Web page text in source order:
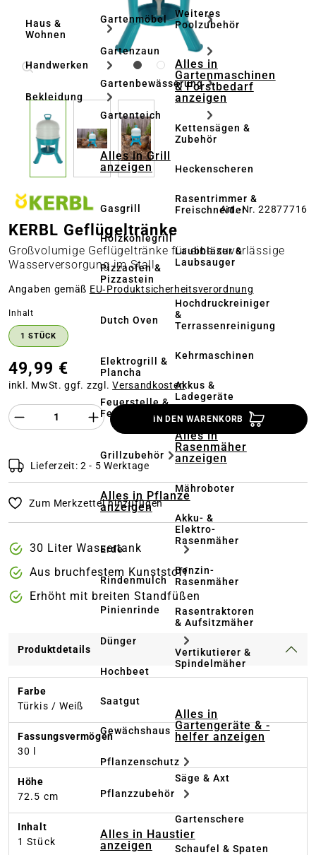
Haus &
Wohnen
Handwerken
Bekleidung
Gartenmöbel
Gartenzaun
Gartenbewässerung
Gartenteich
Alles in Grill
anzeigen
Gasgrill
Holzkohlegrill
Pizzaofen &
Pizzastein
Dutch Oven
Elektrogrill &
Plancha
Feuerstelle &
Feuerschale
Grillzubehör
Alles in Pflanze
anzeigen
Erde
Rindenmulch
Pinienrinde
Dünger
Hochbeet
Saatgut
Gewächshaus
Pflanzenschutz
Pflanzzubehör
Alles in Haustier
anzeigen
Weiteres
Poolzubehör
Alles in
Gartenmaschinen
& Forstbedarf
anzeigen
Kettensägen &
Zubehör
Heckenscheren
Rasentrimmer &
Freischneider
Laubbläser &
Laubsauger
Hochdruckreiniger
&
Terrassenreinigung
Kehrmaschinen
Akkus &
Ladegeräte
Alles in
Rasenmäher
anzeigen
Mähroboter
Akku- &
Elektro-
Rasenmäher
Benzin-
Rasenmäher
Rasentraktoren
& Aufsitzmäher
Vertikutierer &
Spindelmäher
Alles in
Gartengeräte & -
helfer anzeigen
Säge & Axt
Gartenschere
Schaufel & Spaten
Art.-Nr. 22877716
KERBL Geflügeltränke
Großvolumige Geflügeltränke für eine zuverlässige
Wasserversorgung im Stall
Angaben gemäß EU‑Produktsicherheitsverordnung
Inhalt
1 STÜCK
49,99 €
inkl. MwSt. ggf. zzgl.Versandkosten
Produkt Anzahl des Produktes
IN DEN WARENKORB
Lieferzeit: 2 - 5 Werktage
Zum Merkzettel hinzufügen
30 Liter Wassertank
Aus bruchfestem Kunststoff
Erhöht mit breiten Standfüßen
Produktdetails
Farbe
Türkis / Weiß
Fassungsvermögen
30 l
Höhe
72.5 cm
Inhalt
1 Stück